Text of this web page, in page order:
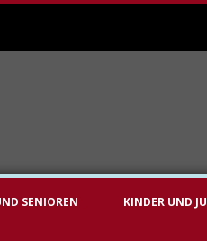
SENIOREN KINDER UND